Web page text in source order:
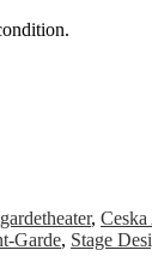
, Ceska
Garde, Stage